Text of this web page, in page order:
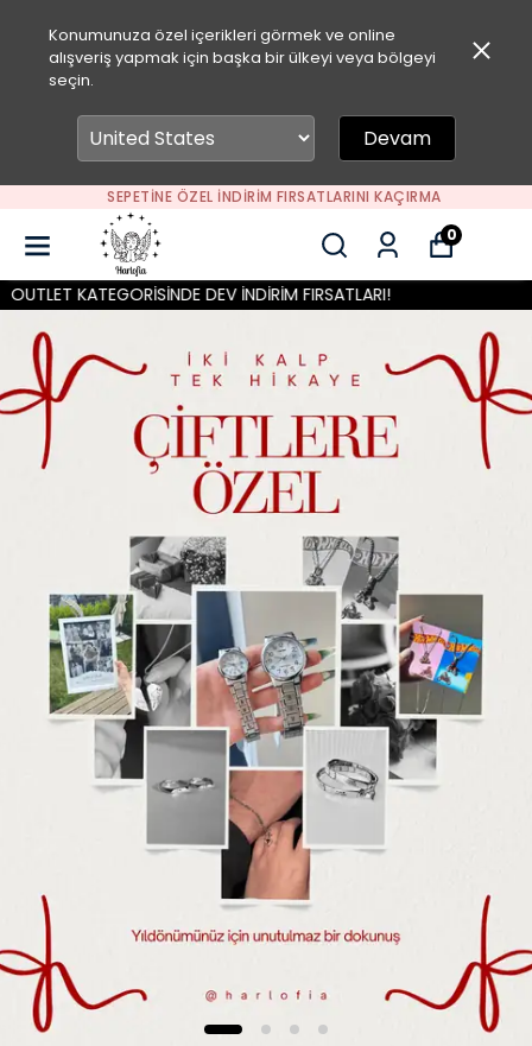
Konumunuza özel içerikleri görmek ve online
alışveriş yapmak için başka bir ülkeyi veya bölgeyi
seçin.
Devam
SEPETİNE ÖZEL İNDİRİM FIRSATLARINI KAÇIRMA
0
KATEGORİSİNDE DEV İNDİRİM FIRSATLARI!